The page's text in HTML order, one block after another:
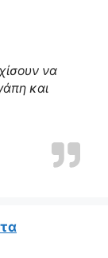
να
και